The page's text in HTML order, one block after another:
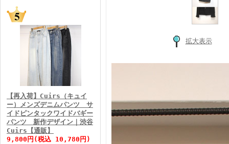
FINEBOYS2025年11月号
【再入荷】Cuirs（キュイ
ー）メンズデニムパンツ サ
イドピンタックワイドバギー
パンツ 新作デザイン｜渋谷
Cuirs【通販】
9,800円(税込 10,780円)
拡大表示